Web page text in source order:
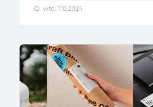
wto., 1.10.2024